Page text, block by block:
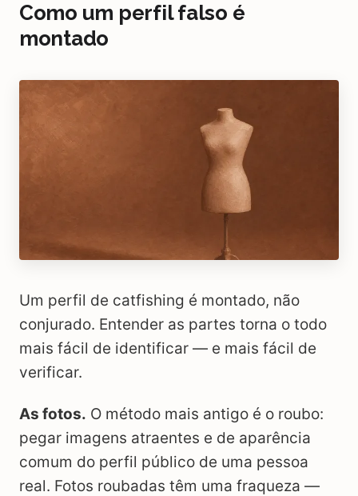
Como um perfil falso é
montado
Um perfil de catfishing é montado, não
conjurado. Entender as partes torna o todo
mais fácil de identificar — e mais fácil de
verificar.
As fotos. O método mais antigo é o roubo:
pegar imagens atraentes e de aparência
comum do perfil público de uma pessoa
real. Fotos roubadas têm uma fraqueza —